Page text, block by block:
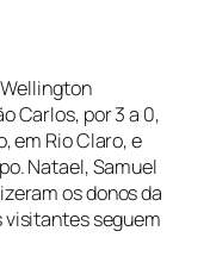
Carlos, por 3 a 0,
em Rio Claro, e
Natael, Samuel
os donos da
visitantes seguem